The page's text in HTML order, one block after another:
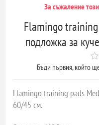
За съжаление
Flamingo
подложка за
Бъди първия, който
Flamingo training pads
60/45 см.